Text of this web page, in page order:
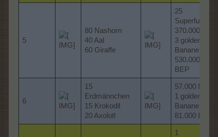
5
80 Nashorn
40 Aal
60 Giraffe
25
Superfutter
370.000 MP
3 goldene
Bananen
530.000
BEP
6
15
Erdmännchen
15 Krokodil
20 Axolotl
57.000 MP
1 goldene
Banane
81.000 BEP
1